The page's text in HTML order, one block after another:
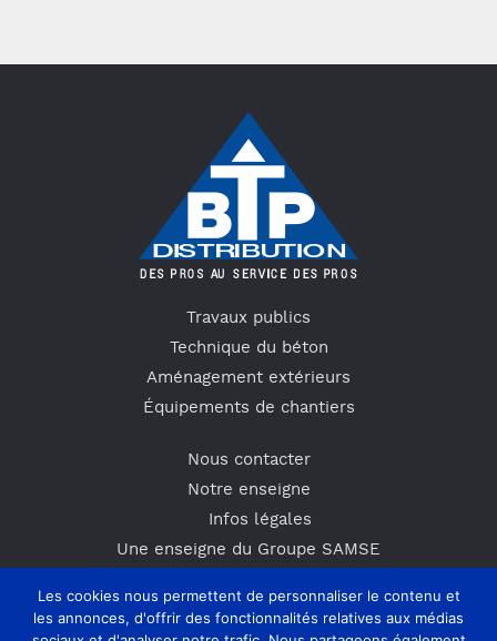
Travaux publics
Technique du béton
Aménagement extérieurs
Équipements de chantiers
Nous contacter
Notre enseigne
Infos légales
Une enseigne du Groupe SAMSE
Les cookies nous permettent de personnaliser le contenu et
les annonces, d'offrir des fonctionnalités relatives aux médias